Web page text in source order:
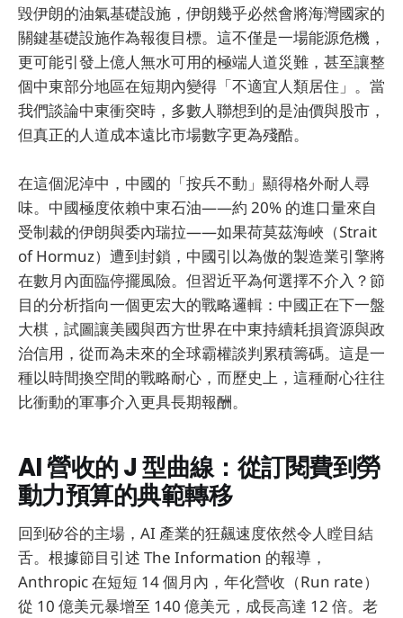
毀伊朗的油氣基礎設施，伊朗幾乎必然會將海灣國家的
關鍵基礎設施作為報復目標。這不僅是一場能源危機，
更可能引發上億人無水可用的極端人道災難，甚至讓整
個中東部分地區在短期內變得「不適宜人類居住」。當
我們談論中東衝突時，多數人聯想到的是油價與股市，
但真正的人道成本遠比市場數字更為殘酷。
在這個泥淖中，中國的「按兵不動」顯得格外耐人尋
味。中國極度依賴中東石油——約 20% 的進口量來自
受制裁的伊朗與委內瑞拉——如果荷莫茲海峽（Strait
of Hormuz）遭到封鎖，中國引以為傲的製造業引擎將
在數月內面臨停擺風險。但習近平為何選擇不介入？節
目的分析指向一個更宏大的戰略邏輯：中國正在下一盤
大棋，試圖讓美國與西方世界在中東持續耗損資源與政
治信用，從而為未來的全球霸權談判累積籌碼。這是一
種以時間換空間的戰略耐心，而歷史上，這種耐心往往
比衝動的軍事介入更具長期報酬。
AI 營收的 J 型曲線：從訂閱費到勞
動力預算的典範轉移
回到矽谷的主場，AI 產業的狂飆速度依然令人瞠目結
舌。根據節目引述 The Information 的報導，
Anthropic 在短短 14 個月內，年化營收（Run rate）
從 10 億美元暴增至 140 億美元，成長高達 12 倍。老